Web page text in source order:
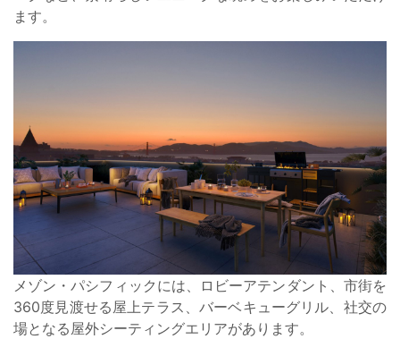
ます。
メゾン・パシフィックには、ロビーアテンダント、市街を
360度見渡せる屋上テラス、バーベキューグリル、社交の
場となる屋外シーティングエリアがあります。